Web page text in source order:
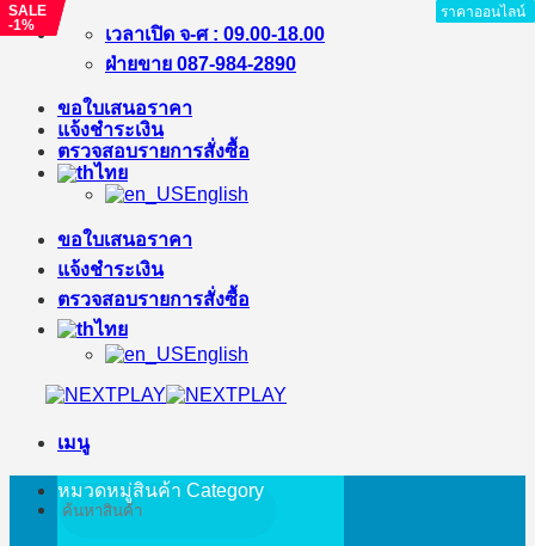
ข้าม
เนื้อหา
เวลาเปิด จ-ศ : 09.00-18.00
ฝ่ายขาย 087-984-2890
ขอใบเสนอราคา
แจ้งชำระเงิน
ตรวจสอบรายการสั่งซื้อ
ไทย
English
ขอใบเสนอราคา
แจ้งชำระเงิน
ตรวจสอบรายการสั่งซื้อ
ไทย
English
เมนู
ค้นหา:
หมวดหมู่สินค้า Category
ราคาออนไลน์
SALE
-1%
ราคาออนไลน์
ราคาออนไลน์
ราคาออนไลน์
ราคาออนไลน์
ราคาออนไลน์
SALE
-%
ราคาออนไลน์
SALE
-%
ราคาออนไลน์
ราคาออนไลน์